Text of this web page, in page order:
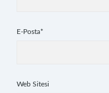
E-Posta*
Web Sitesi